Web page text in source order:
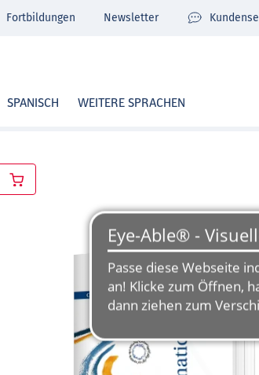
SPANISCH WEITERE SPRACHEN
Fortbildungen Newsletter